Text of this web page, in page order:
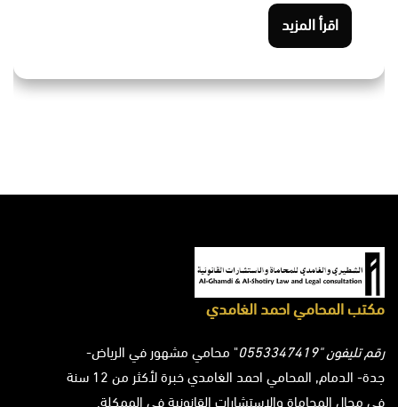
اقرأ المزيد
مكتب المحامي احمد الغامدي
رقم تليفون "0553347419
" محامي مشهور في الرياض-
جدة- الدمام, المحامي احمد الغامدي خبرة لأكثر من 12 سنة
في مجال المحاماة والاستشارات القانونية في الممكلة.